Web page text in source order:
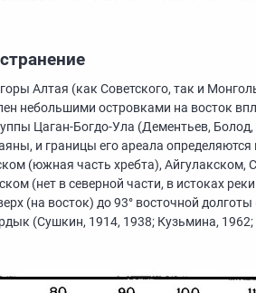
Алтая (как Советского, так и
небольшими островками на восток
Цаган-Богдо-Ула (Дементьев,
и границы его ареала
(южная часть хребта),
(нет в северной части, в истоках
(на восток) до 93° восточной
(Сушкин, 1914, 1938; Кузьмина,